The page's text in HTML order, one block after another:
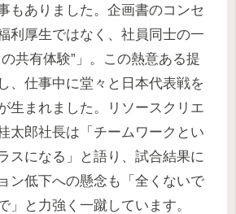
もありました。企画書のコンセ
利厚生ではなく、社員同士の一
共有体験”」。この熱意ある提
、仕事中に堂々と日本代表戦を
生まれました。リソースクリエ
太郎社長は「チームワークとい
スになる」と語り、試合結果に
ン低下への懸念も「全くないで
」と力強く一蹴しています。